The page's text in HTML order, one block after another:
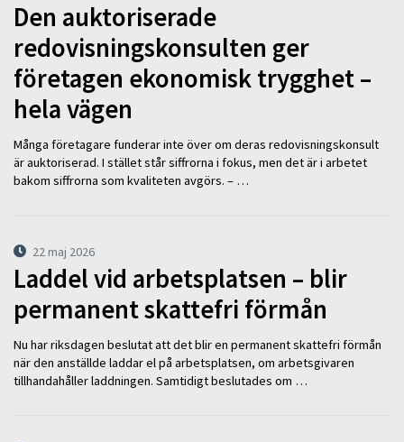
Den auktoriserade
redovisningskonsulten ger
företagen ekonomisk trygghet –
hela vägen
Många företagare funderar inte över om deras redovisningskonsult
är auktoriserad. I stället står siffrorna i fokus, men det är i arbetet
bakom siffrorna som kvaliteten avgörs. – …
22 maj 2026
Laddel vid arbetsplatsen – blir
permanent skattefri förmån
Nu har riksdagen beslutat att det blir en permanent skattefri förmån
när den anställde laddar el på arbetsplatsen, om arbetsgivaren
tillhandahåller laddningen. Samtidigt beslutades om …